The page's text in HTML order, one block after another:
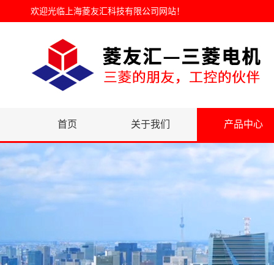
欢迎光临 上海菱友汇科技有限公司网站！
首页 关于我们 产品中心